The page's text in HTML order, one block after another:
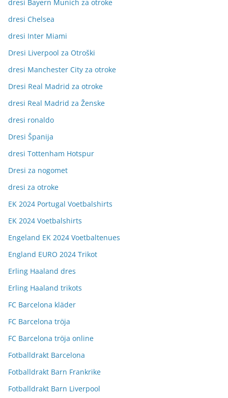
dresi Bayern Munich za otroke
dresi Chelsea
dresi Inter Miami
Dresi Liverpool za Otroški
dresi Manchester City za otroke
Dresi Real Madrid za otroke
dresi Real Madrid za Ženske
dresi ronaldo
Dresi Španija
dresi Tottenham Hotspur
Dresi za nogomet
dresi za otroke
EK 2024 Portugal Voetbalshirts
EK 2024 Voetbalshirts
Engeland EK 2024 Voetbaltenues
England EURO 2024 Trikot
Erling Haaland dres
Erling Haaland trikots
FC Barcelona kläder
FC Barcelona tröja
FC Barcelona tröja online
Fotballdrakt Barcelona
Fotballdrakt Barn Frankrike
Fotballdrakt Barn Liverpool